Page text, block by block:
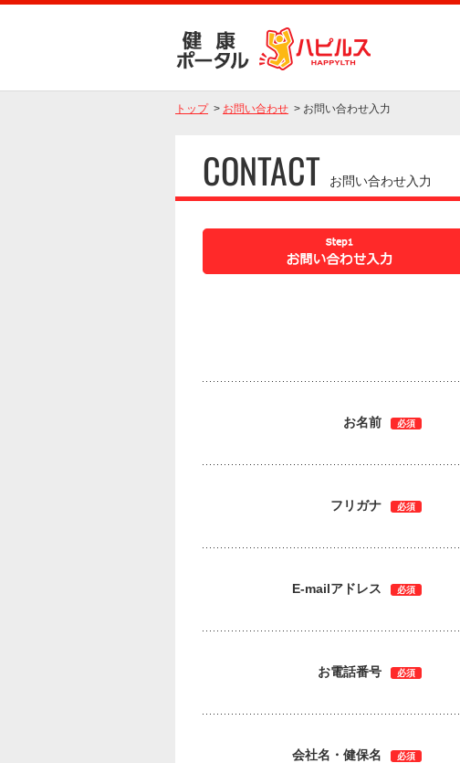
トップ > お問い合わせ > お問い合わせ入力
CONTACT お問い合わせ入力
お名前 必須
フリガナ 必須
E-mailアドレス 必須
お電話番号 必須
会社名・健保名 必須